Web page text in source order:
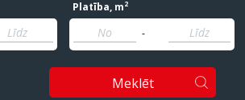
Platība, m2
-
Meklēt